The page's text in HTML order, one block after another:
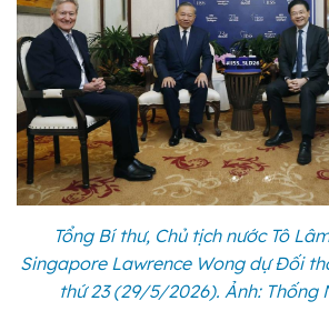
Tổng Bí thư, Chủ tịch nước Tô
Singapore Lawrence Wong dự Đối
thứ 23 (29/5/2026). Ảnh: Thống